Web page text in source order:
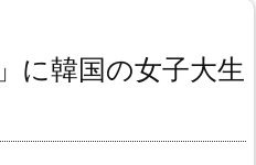
に韓国の女子大生